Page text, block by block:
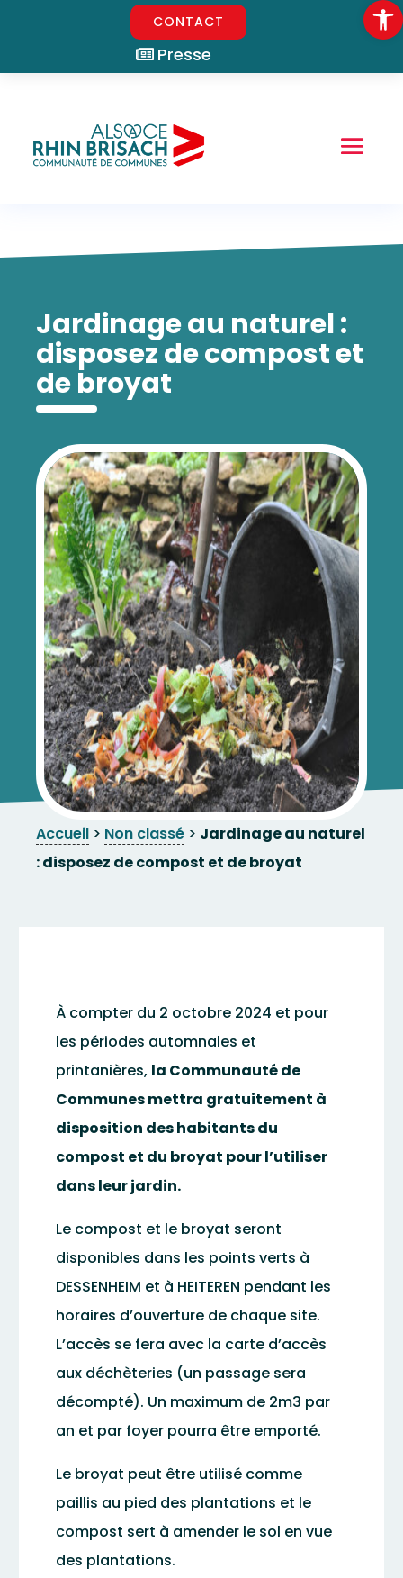
Ouvrir
Presse
CONTACT
Jardinage au naturel :
disposez de compost et
de broyat
Accueil > Non classé > Jardinage au naturel
: disposez de compost et de broyat
À compter du 2 octobre 2024 et pour
les périodes automnales et
printanières, la Communauté de
Communes mettra gratuitement à
disposition des habitants du
compost et du broyat pour l’utiliser
dans leur jardin.
Le compost et le broyat seront
disponibles dans les points verts à
DESSENHEIM et à HEITEREN pendant les
horaires d’ouverture de chaque site.
L’accès se fera avec la carte d’accès
aux déchèteries (un passage sera
décompté). Un maximum de 2m3 par
an et par foyer pourra être emporté.
Le broyat peut être utilisé comme
paillis au pied des plantations et le
compost sert à amender le sol en vue
des plantations.